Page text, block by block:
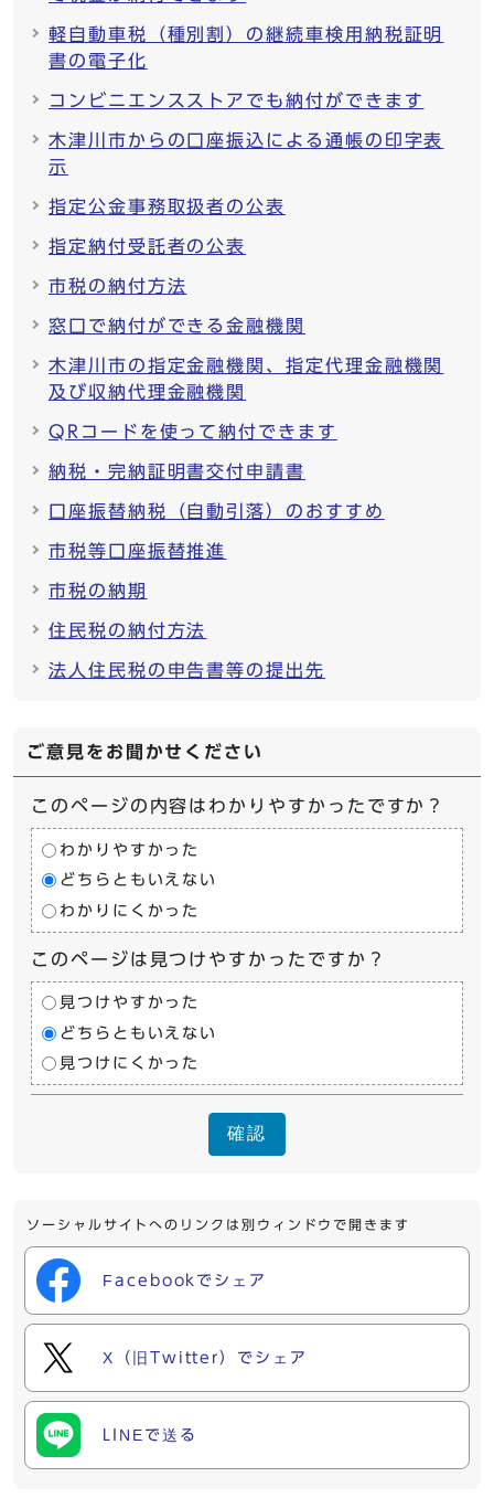
軽自動車税（種別割）の継続車検用納税証明
書の電子化
コンビニエンスストアでも納付ができます
木津川市からの口座振込による通帳の印字表
示
指定公金事務取扱者の公表
指定納付受託者の公表
市税の納付方法
窓口で納付ができる金融機関
木津川市の指定金融機関、指定代理金融機関
及び収納代理金融機関
QRコードを使って納付できます
納税・完納証明書交付申請書
口座振替納税（自動引落）のおすすめ
市税等口座振替推進
市税の納期
住民税の納付方法
法人住民税の申告書等の提出先
ご意見をお聞かせください
このページの内容はわかりやすかったですか？
わかりやすかった
どちらともいえない
わかりにくかった
このページは見つけやすかったですか？
見つけやすかった
どちらともいえない
見つけにくかった
確認
ソーシャルサイトへのリンクは別ウィンドウで開きます
Facebookでシェア
X（旧Twitter）でシェア
LINEで送る